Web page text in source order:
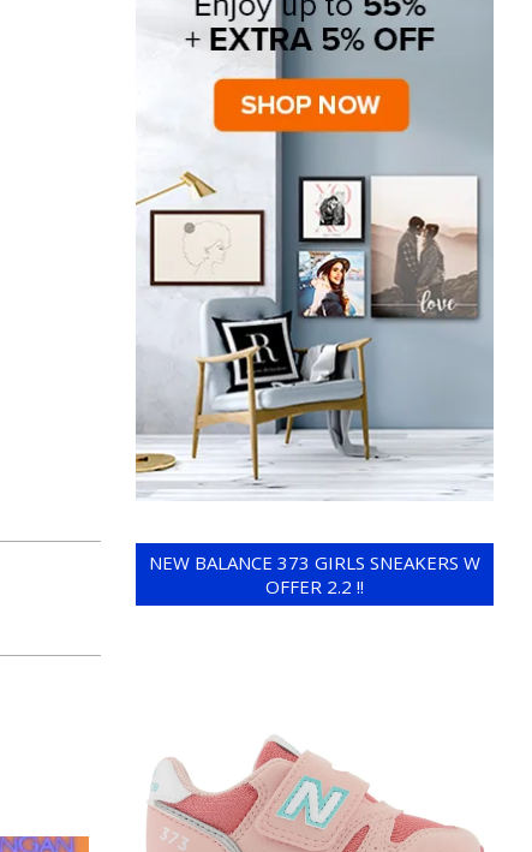
NEW BALANCE 373 GIRLS SNEAKERS W
OFFER 2.2 !!